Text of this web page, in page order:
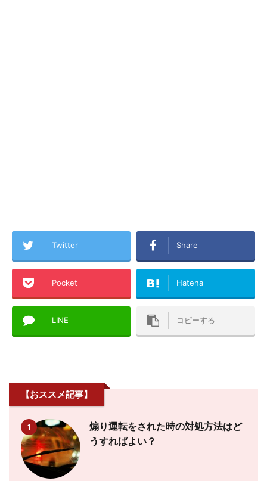
Twitter Share
Pocket Hatena
LINE コピーする
【おススメ記事】
1
煽り運転をされた時の対処方法はど
うすればよい？